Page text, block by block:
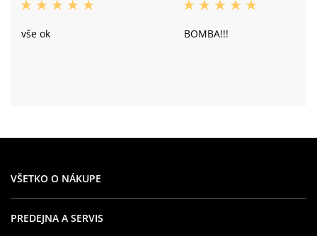
vše ok BOMBA!!!
VŠETKO O NÁKUPE
PREDEJNA A SERVIS